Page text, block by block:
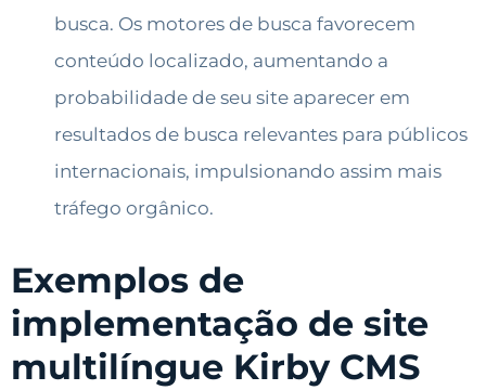
busca. Os motores de busca favorecem
conteúdo localizado, aumentando a
probabilidade de seu site aparecer em
resultados de busca relevantes para públicos
internacionais, impulsionando assim mais
tráfego orgânico.
Exemplos de
implementação de site
multilíngue Kirby CMS